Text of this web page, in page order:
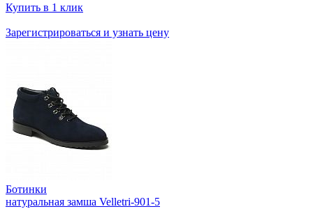
Купить в 1 клик
Зарегистрироваться и узнать цену
Ботинки
натуральная замша Velletri-901-5